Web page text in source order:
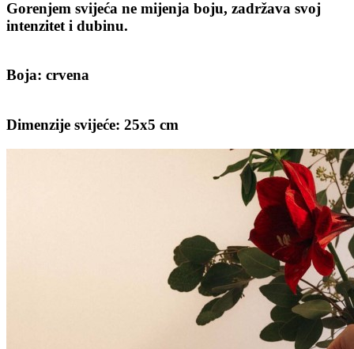
Gorenjem svijeća ne mijenja boju, zadržava svoj
intenzitet i dubinu.
Boja: crvena
Dimenzije svijeće: 25x5 cm